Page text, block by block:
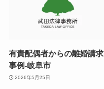
有責配偶者からの離婚請求
事例-岐阜市
2026年5月25日